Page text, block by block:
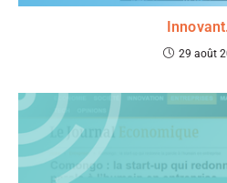
29 août